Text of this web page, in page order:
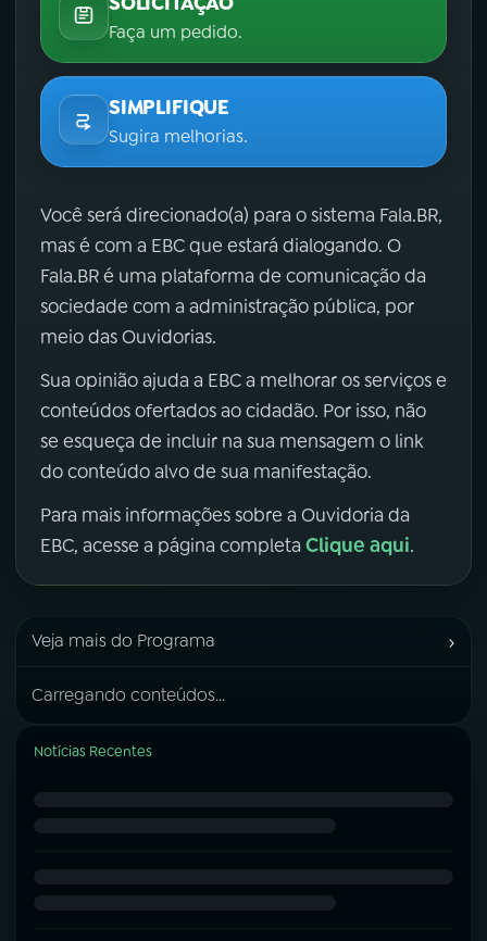
Faça um pedido.
SIMPLIFIQUE
Sugira melhorias.
Você será direcionado(a) para o sistema Fala.BR,
mas é com a EBC que estará dialogando. O
Fala.BR é uma plataforma de comunicação da
sociedade com a administração pública, por
meio das Ouvidorias.
Sua opinião ajuda a EBC a melhorar os serviços e
conteúdos ofertados ao cidadão. Por isso, não
se esqueça de incluir na sua mensagem o link
do conteúdo alvo de sua manifestação.
Para mais informações sobre a Ouvidoria da
EBC, acesse a página completa Clique aqui.
Veja mais do Programa ›
Carregando conteúdos...
Notícias Recentes